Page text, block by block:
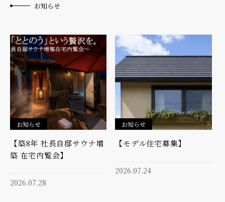
お知らせ
お知らせ
【築8年 社長自邸サウナ増
築 在宅内覧会】
2026.07.28
お知らせ
【モデル住宅募集】
2026.07.24